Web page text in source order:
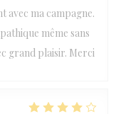
avec ma campagne.
même sans
grand plaisir. Merci